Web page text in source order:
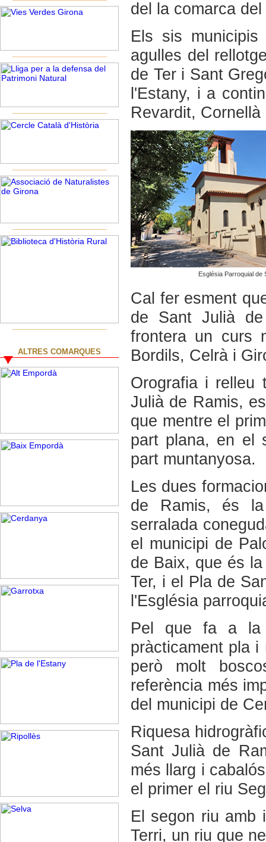
ALTRES COMARQUES
del la comarca
Els sis
agulles del
de Ter i Sant
l'Estany, i a
Revardit,
Església Parroquial de
Cal fer esment
de Sant Julià
frontera un curs
Bordils, Celrà i
Orografia i relleu
Julià de Ramis,
que mentre el
part plana, en el
part muntanyosa.
Les dues
de Ramis, és
serralada
el municipi de
de Baix, que és
Ter, i el Pla de
l'Església
Pel que fa a la
pràcticament pla
però molt
referència més
del municipi de
Riquesa
Sant Julià de
més llarg i
el primer el riu
El segon riu amb
Terri, un riu que